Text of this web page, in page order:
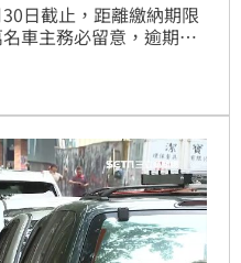
日截止，距離繳納期限
車主務必留意，逾期不
眾若尚未完成繳納，建